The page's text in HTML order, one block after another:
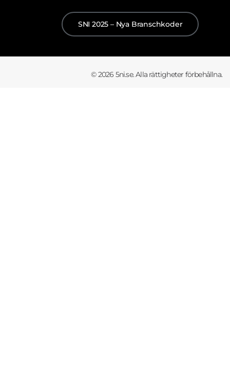
SNI 2025 – Nya Branschkoder
© 2026 5ni.se. Alla rättigheter förbehållna.